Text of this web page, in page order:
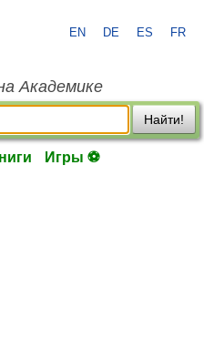
EN DE ES FR
Академике
Найти!
Игры ⚽